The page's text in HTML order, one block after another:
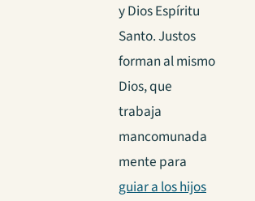
y Dios Espíritu
Santo. Justos
forman al mismo
Dios, que
trabaja
mancomunada
mente para
guiar a los hijos